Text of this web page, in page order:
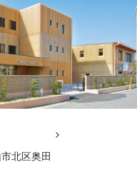
北区奥田